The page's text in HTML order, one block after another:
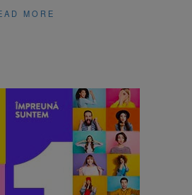
MORE